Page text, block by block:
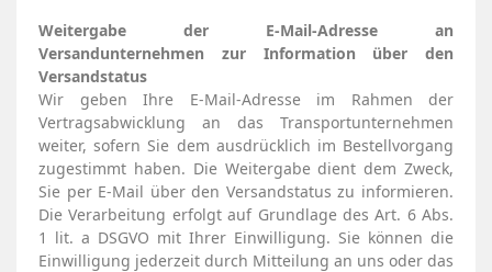
Weitergabe der E-Mail-Adresse an
Versandunternehmen zur Information über den
Versandstatus
Wir geben Ihre E-Mail-Adresse im Rahmen der
Vertragsabwicklung an das Transportunternehmen
weiter, sofern Sie dem ausdrücklich im Bestellvorgang
zugestimmt haben. Die Weitergabe dient dem Zweck,
Sie per E-Mail über den Versandstatus zu informieren.
Die Verarbeitung erfolgt auf Grundlage des Art. 6 Abs.
1 lit. a DSGVO mit Ihrer Einwilligung. Sie können die
Einwilligung jederzeit durch Mitteilung an uns oder das